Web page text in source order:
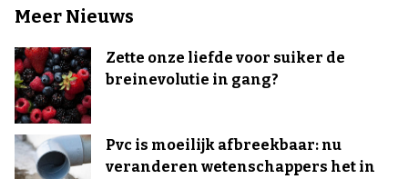
Meer Nieuws
Zette onze liefde voor suiker de
breinevolutie in gang?
Pvc is moeilijk afbreekbaar: nu
veranderen wetenschappers het in